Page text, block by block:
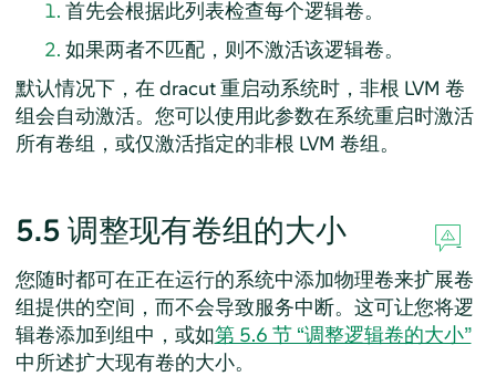
首先会根据此列表检查每个逻辑卷。
如果两者不匹配，则不激活该逻辑卷。
默认情况下，在 dracut 重启动系统时，非根 LVM 卷
组会自动激活。您可以使用此参数在系统重启时激活
所有卷组，或仅激活指定的非根 LVM 卷组。
5.5 调整现有卷组的大小
您随时都可在正在运行的系统中添加物理卷来扩展卷
组提供的空间，而不会导致服务中断。这可让您将逻
辑卷添加到组中，或如第 5.6 节 “调整逻辑卷的大小”
中所述扩大现有卷的大小。